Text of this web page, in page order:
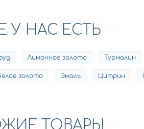
У НАС ЕСТЬ
Лимонное золото Турмалин
золото Эмаль Цитрин
ТОВАРЫ